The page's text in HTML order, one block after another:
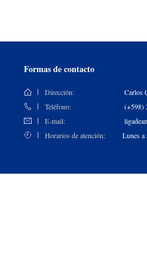
Formas de contacto
Dirección:
Carlos
Teléfono:
(+598)
E-mail:
Horarios de atención:
Lunes a